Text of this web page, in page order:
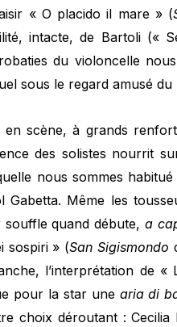
« O placido il mare » (
intacte, de Bartoli («
du violoncelle
sous le regard amusé du
en scène, à grands
des solistes nourrit
nous sommes
Gabetta. Même les
souffle quand débute,a
sospiri » (San Sigismondo
l’interprétation de
pour la star une aria di
choix déroutant :